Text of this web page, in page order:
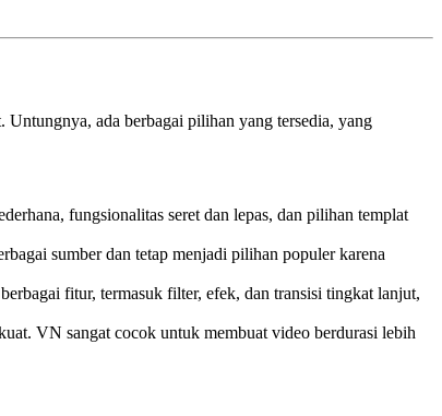
ada berbagai pilihan yang tersedia, yang
fungsionalitas seret dan lepas, dan pilihan templat
sumber dan tetap menjadi pilihan populer karena
fitur, termasuk filter, efek, dan transisi tingkat lanjut,
VN sangat cocok untuk membuat video berdurasi lebih